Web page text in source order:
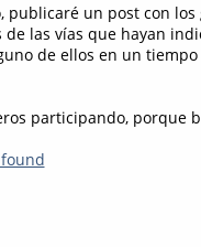
publicaré un post con
de las vías que hayan
de ellos en un
participando, porque